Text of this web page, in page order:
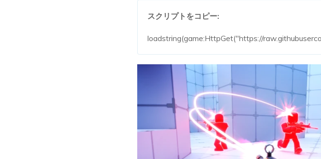
スクリプトをコピー:
loadstring(game:HttpGet("https://